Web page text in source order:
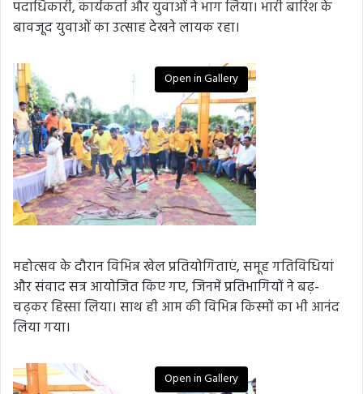
पदाधिकारी, कार्यकर्ता और युवाओं ने भाग लिया। भारी बारिश के
बावजूद युवाओं का उत्साह देखने लायक रहा।
Open in Gallery
महोत्सव के दौरान विभिन्न खेल प्रतियोगिताएं, समूह गतिविधियां
और संवाद सत्र आयोजित किए गए, जिनमें प्रतिभागियों ने बढ़-
चढ़कर हिस्सा लिया। साथ ही आम की विभिन्न किस्मों का भी आनंद
लिया गया।
Open in Gallery